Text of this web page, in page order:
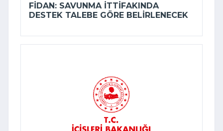
FIDAN: SAVUNMA ITTIFAKINDA
DESTEK TALEBE GÖRE BELIRLENECEK